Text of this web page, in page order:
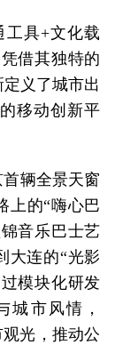
具+文化载
借其独特的
义了城市出
移动创新平
辆全景天窗
上的“嗨心巴
音乐巴士艺
大连的“光影
模块化研发
城市风情，
光，推动公